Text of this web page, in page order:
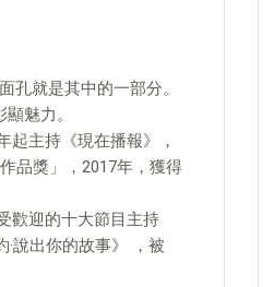
孔就是其中的一部分。
魅力。
起主持《現在播報》，
品獎」，2017年，獲得
歡迎的十大節目主持
說出你的故事》 ，被